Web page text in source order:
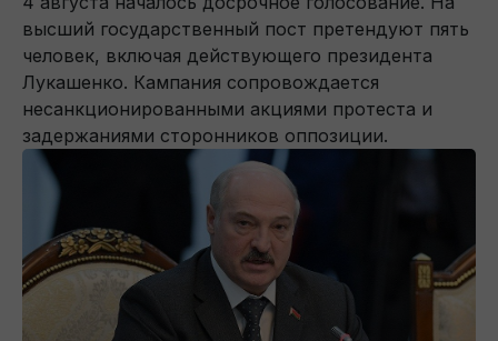
высший государственный пост претендуют пять
человек, включая действующего президента
Лукашенко. Кампания сопровождается
несанкционированными акциями протеста и
задержаниями сторонников оппозиции.